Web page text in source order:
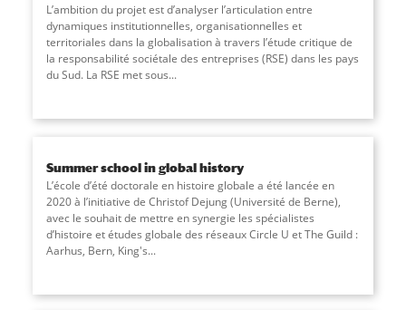
L’ambition du projet est d’analyser l’articulation entre
dynamiques institutionnelles, organisationnelles et
territoriales dans la globalisation à travers l’étude critique de
la responsabilité sociétale des entreprises (RSE) dans les pays
du Sud. La RSE met sous...
Summer school in global history
L’école d’été doctorale en histoire globale a été lancée en
2020 à l’initiative de Christof Dejung (Université de Berne),
avec le souhait de mettre en synergie les spécialistes
d’histoire et études globale des réseaux Circle U et The Guild :
Aarhus, Bern, King's...